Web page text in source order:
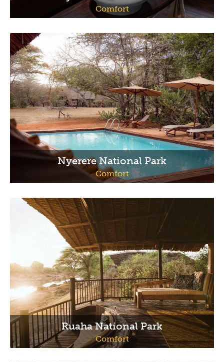
Comfort
Nyerere National Park
Comfort
Ruaha National Park
Comfort